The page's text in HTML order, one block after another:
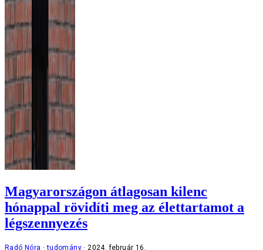
Magyarországon átlagosan kilenc
hónappal rövidíti meg az élettartamot a
légszennyezés
Radó Nóra tudomány 2024. február 16.